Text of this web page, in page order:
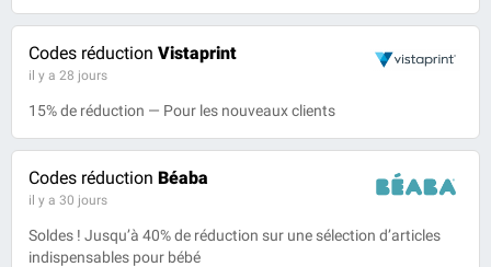
Codes réduction Vistaprint
il y a 28 jours
15% de réduction — Pour les nouveaux clients
Codes réduction Béaba
il y a 30 jours
Soldes ! Jusqu’à 40% de réduction sur une sélection d’articles
indispensables pour bébé